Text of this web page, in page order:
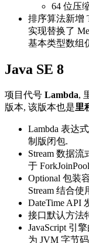
64 位压
排序算法新增
实现替换了
基本类型数组
Java SE 8
项目代号 Lambda,
版本, 该版本也是里
Lambda 表达
制版闭包.
Stream 数据
于
Optional 包装
Stream 结合
DateTime API
接口默认方法
JavaScript 引
为 JVM 字节